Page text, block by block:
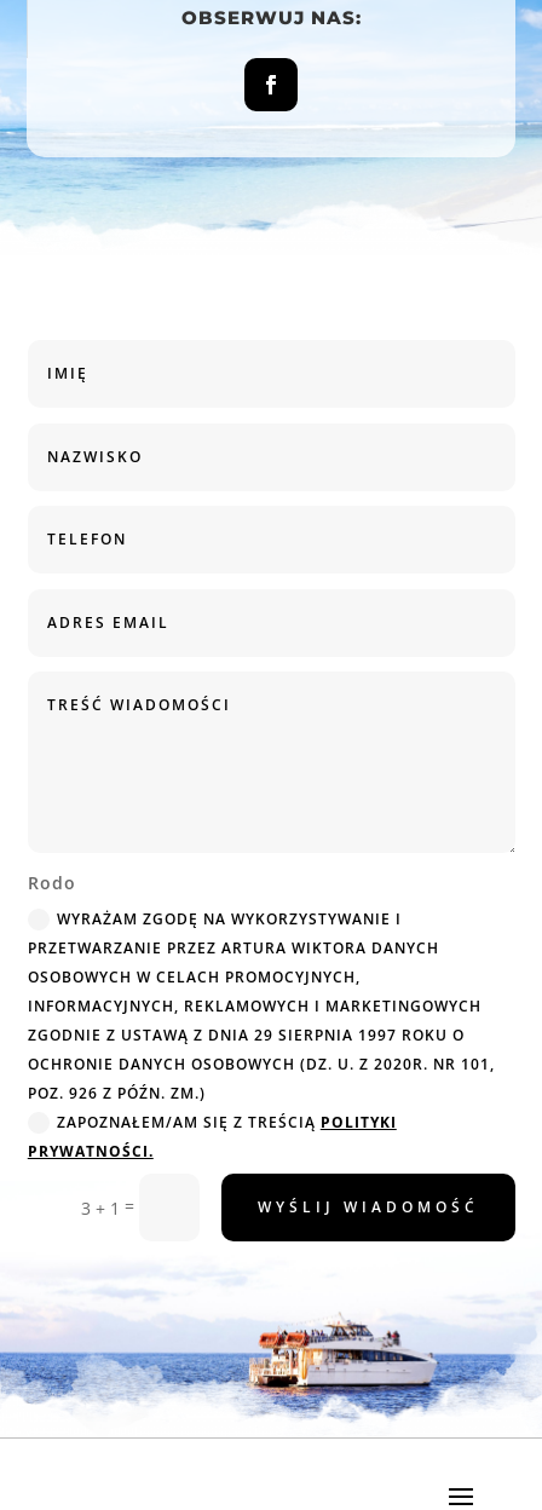
OBSERWUJ NAS:
Rodo
WYRAŻAM ZGODĘ NA WYKORZYSTYWANIE I
PRZETWARZANIE PRZEZ ARTURA WIKTORA DANYCH
OSOBOWYCH W CELACH PROMOCYJNYCH,
INFORMACYJNYCH, REKLAMOWYCH I MARKETINGOWYCH
ZGODNIE Z USTAWĄ Z DNIA 29 SIERPNIA 1997 ROKU O
OCHRONIE DANYCH OSOBOWYCH (DZ. U. Z 2020R. NR 101,
POZ. 926 Z PÓŹN. ZM.)
ZAPOZNAŁEM/AM SIĘ Z TREŚCIĄ POLITYKI
PRYWATNOŚCI.
3 + 1 = WYŚLIJ WIADOMOŚĆ